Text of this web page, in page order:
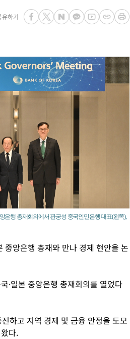
유하기
은행 총재회의에서 판궁성 중국인민은행 대표(왼쪽),
중앙은행 총재와 만나 경제 현안을 논
·일본 중앙은행 총재회의를 열었다
하고 지역 경제 및 금융 안정을 도모
다.